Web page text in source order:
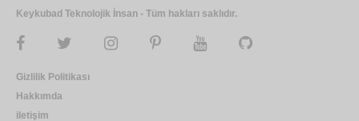
Keykubad Teknolojik İnsan - Tüm hakları saklıdır.
Gizlilik Politikası
Hakkımda
iletişim